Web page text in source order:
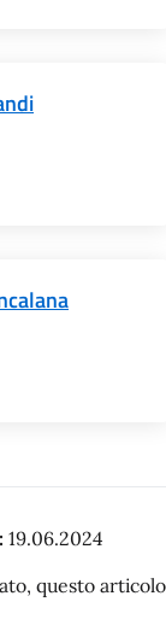
19.06.2024
questo